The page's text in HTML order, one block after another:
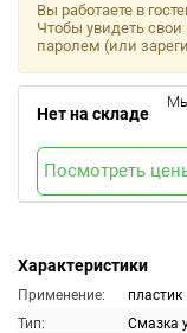
Характеристики
Применение:
пластик
Тип:
Смазка
Вы работаете в
Чтобы увидеть
паролем (или
Нет на складе
Посмотреть